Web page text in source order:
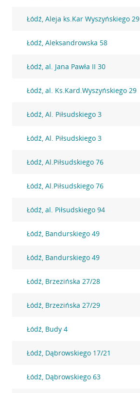
Łódź, Aleja ks.Kar Wyszyńskiego 29
Łódź, Aleksandrowska 58
Łódź, al. Jana Pawła II 30
Łódź, al. Ks.Kard.Wyszyńskiego 29
Łódź, Al. Piłsudskiego 3
Łódź, Al. Piłsudskiego 3
Łódź, Al.Piłsudskiego 76
Łódź, Al.Piłsudskiego 76
Łódź, al. Piłsudskiego 94
Łódź, Bandurskiego 49
Łódź, Bandurskiego 49
Łódź, Brzezińska 27/28
Łódź, Brzezińska 27/29
Łódź, Budy 4
Łódź, Dąbrowskiego 17/21
Łódź, Dąbrowskiego 63